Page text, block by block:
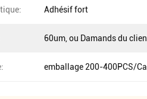
Adhésif fort
60um, ou Damands du
emballage 200-400PCS/